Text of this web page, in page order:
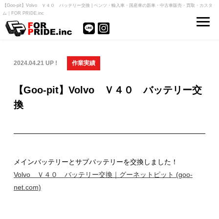
【Goo-pit】Volvo Ｖ４０ バッテリー交換 | ベンツ・輸入車・国産車の新車・中古車販売・買取・カスタ
ム｜FOR PRIDE.inc
2024.04.21 UP ! 作業実績
【Goo-pit】Volvo Ｖ４０ バッテリー交
換
メインバッテリーとサブバッテリーを交換しました！
Volvo Ｖ４０ バッテリー交換｜グーネットピット (goo-
net.com)